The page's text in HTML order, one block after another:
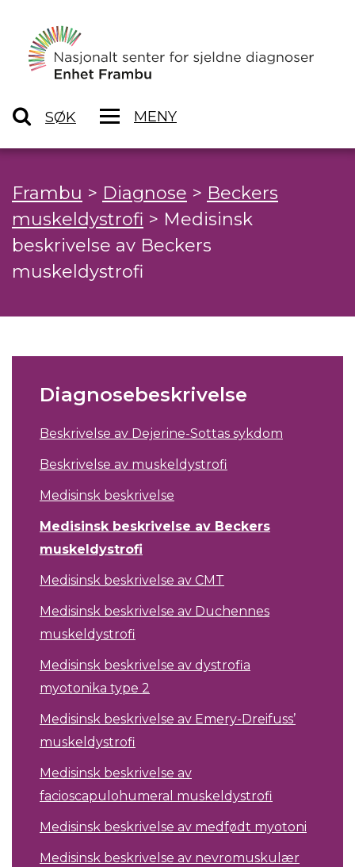
SØK MENY
Frambu > Diagnose > Beckers
muskeldystrofi > Medisinsk
beskrivelse av Beckers
muskeldystrofi
Diagnosebeskrivelse
Beskrivelse av Dejerine-Sottas sykdom
Beskrivelse av muskeldystrofi
Medisinsk beskrivelse
Medisinsk beskrivelse av Beckers
muskeldystrofi
Medisinsk beskrivelse av CMT
Medisinsk beskrivelse av Duchennes
muskeldystrofi
Medisinsk beskrivelse av dystrofia
myotonika type 2
Medisinsk beskrivelse av Emery-Dreifuss’
muskeldystrofi
Medisinsk beskrivelse av
facioscapulohumeral muskeldystrofi
Medisinsk beskrivelse av medfødt myotoni
Medisinsk beskrivelse av nevromuskulær